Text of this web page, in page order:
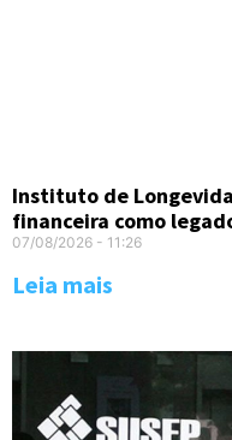
Instituto de
financeira como
07/08/2026 11:26
Leia mais